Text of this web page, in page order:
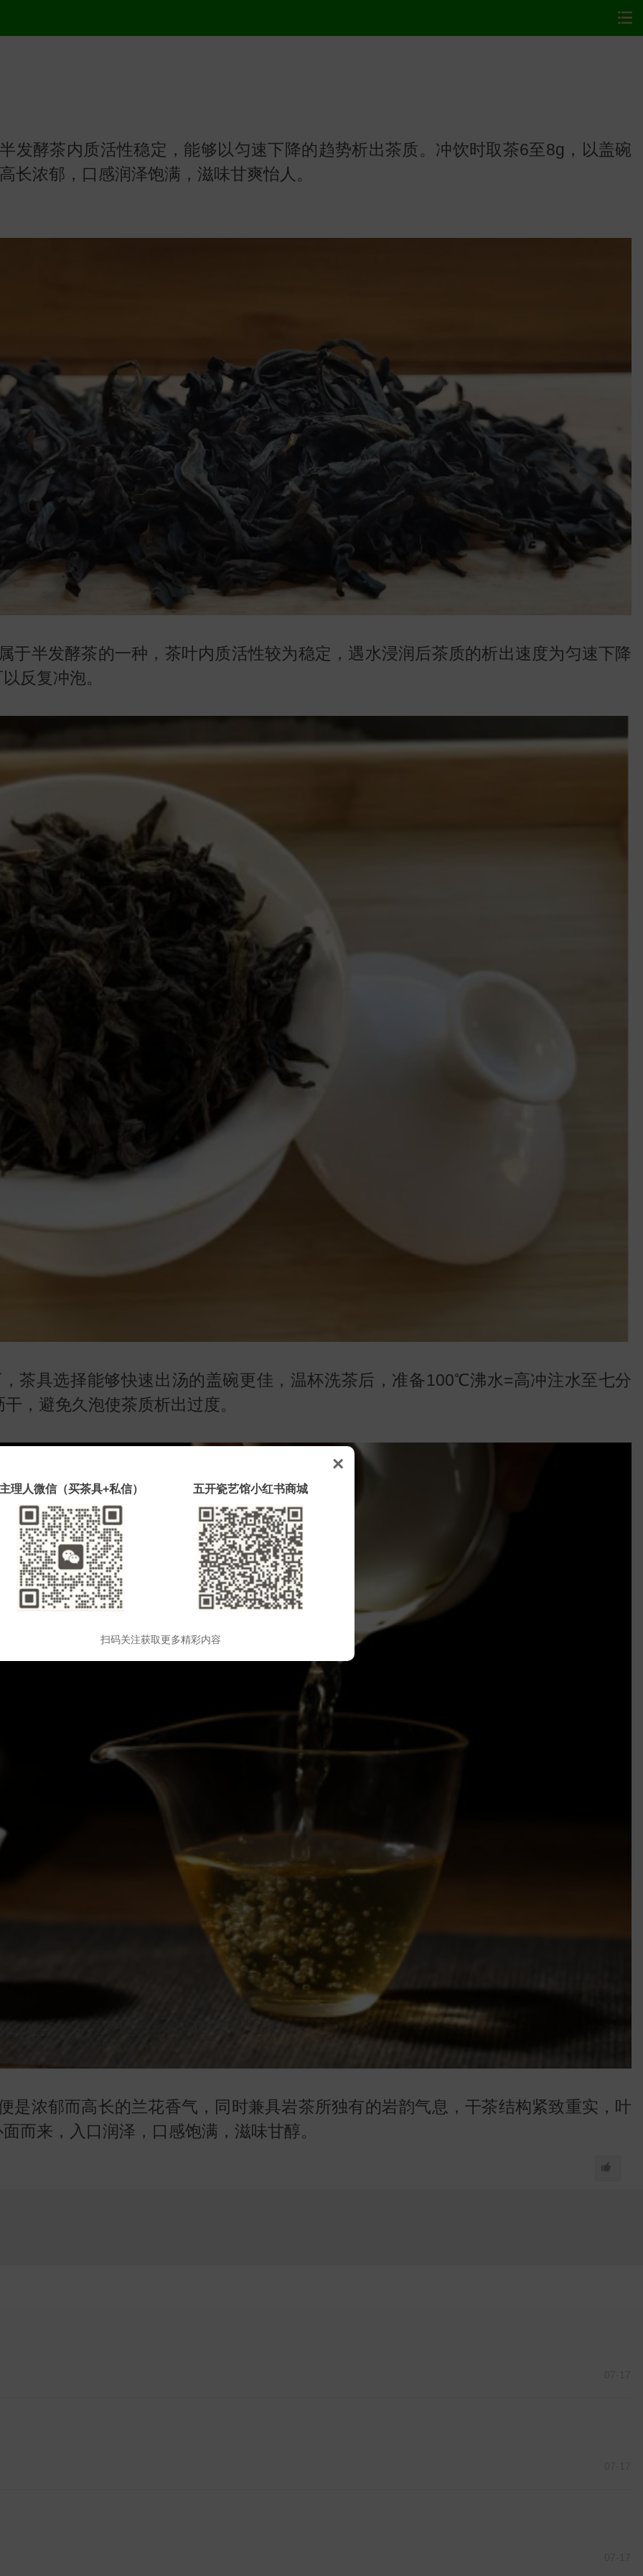
×
理人微信（买茶具+私信） 五开瓷艺馆小红书商城
扫码关注获取更多精彩内容
地图
发酵茶内质活性稳定，能够以匀速下降的趋势析出茶质。冲饮时取茶6至8g，以盖碗
浓郁，口感润泽饱满，滋味甘爽怡人。
于半发酵茶的一种，茶叶内质活性较为稳定，遇水浸润后茶质的析出速度为匀速下降
反复冲泡。
茶具选择能够快速出汤的盖碗更佳，温杯洗茶后，准备100℃沸水=高冲注水至七分
，避免久泡使茶质析出过度。
是浓郁而高长的兰花香气，同时兼具岩茶所独有的岩韵气息，干茶结构紧致重实，叶
而来，入口润泽，口感饱满，滋味甘醇。